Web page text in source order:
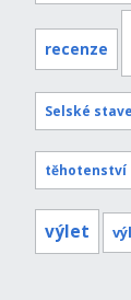
recenze
Selské
těhotenství
výlet